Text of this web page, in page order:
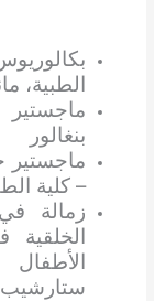
الطبية،
ماجستير
بنغالور
ماجستير
– كلية
زمالة
ستارشيب